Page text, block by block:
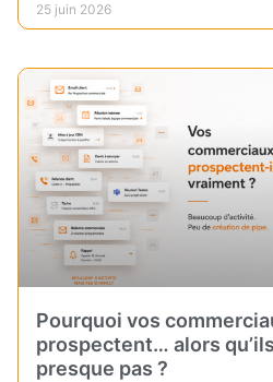
25 juin 2026
Pourquoi vos
prospectent… alors
presque pas ?